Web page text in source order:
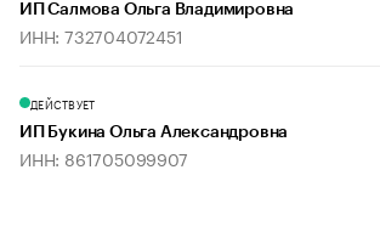
ИП Салмова Ольга Владимировна
ИНН: 732704072451
ДЕЙСТВУЕТ
ИП Букина Ольга Александровна
ИНН: 861705099907